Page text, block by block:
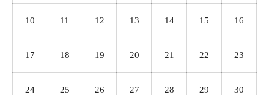
10 11 12 13 14 15 16
17 18 19 20 21 22 23
24 25 26 27 28 29 30